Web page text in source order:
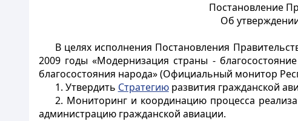
Постановление
Об
В целях исполнения Постановления
2009 годы «Модернизация страны -
благосостояния народа» (Официальный монитор
1. Утвердить Стратегиюразвития гражданской
2. Мониторинг и координацию процесса
администрацию гражданской авиации.